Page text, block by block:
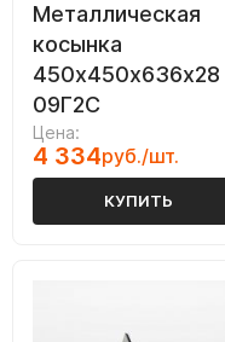
Металлическая
косынка
450х450х636х28
09Г2С
Цена:
4 334руб./шт.
КУПИТЬ